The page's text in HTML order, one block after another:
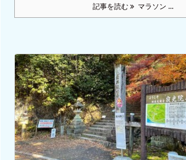
記事を読む マラソン ...